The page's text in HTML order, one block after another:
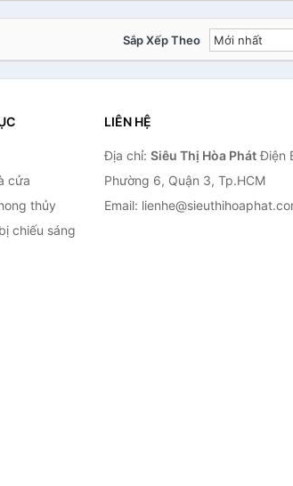
Sắp Xếp Theo
cửa
thủy
chiếu sáng
LIÊN HỆ
Địa chỉ: Siêu Thị Hòa PhátĐiện
Phường 6, Quận 3, Tp.HCM
Email: